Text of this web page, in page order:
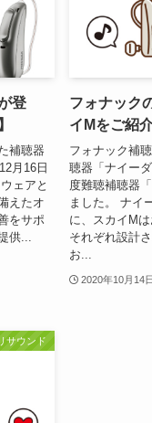
登
補聴器
月16日
ェアと
えたオ
をサポ
供...
フォナック
イMをご紹介
フォナック補
聴器「ナイー
度難聴補聴器
ました。 ナイ
に、スカイM
それぞれ設計
お...
2020年10月14日
サウンド